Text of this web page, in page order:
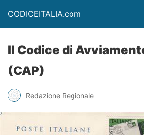
CODICEITALIA.com
Il Codice di
(CAP)
Redazione Regionale